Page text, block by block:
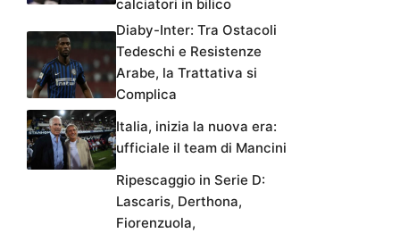
calciatori in bilico
Diaby-Inter: Tra Ostacoli
Tedeschi e Resistenze
Arabe, la Trattativa si
Complica
Italia, inizia la nuova era:
ufficiale il team di Mancini
Ripescaggio in Serie D:
Lascaris, Derthona,
Fiorenzuola,